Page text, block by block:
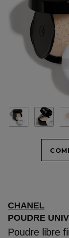
CHANEL
POUDRE
Poudre libre